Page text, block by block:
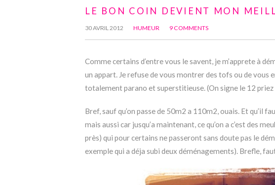
LE BON COIN DEVIENT MON
30 AVRIL 2012 HUMEUR 9 COMMENTS
Comme certains d’entre vous le savent, je m’apprete à
un appart. Je refuse de vous montrer des tofs ou de vous
totalement parano et superstitieuse. (On signe le 12 priez
Bref, sauf qu’on passe de 50m2 a 110m2, ouais. Et qu’il
mais aussi car jusqu’a maintenant, ce qu’on a c’est des
près) qui pour certains ne passeront sans doute pas le
exemple qui a déja subi deux déménagements). Brefle,